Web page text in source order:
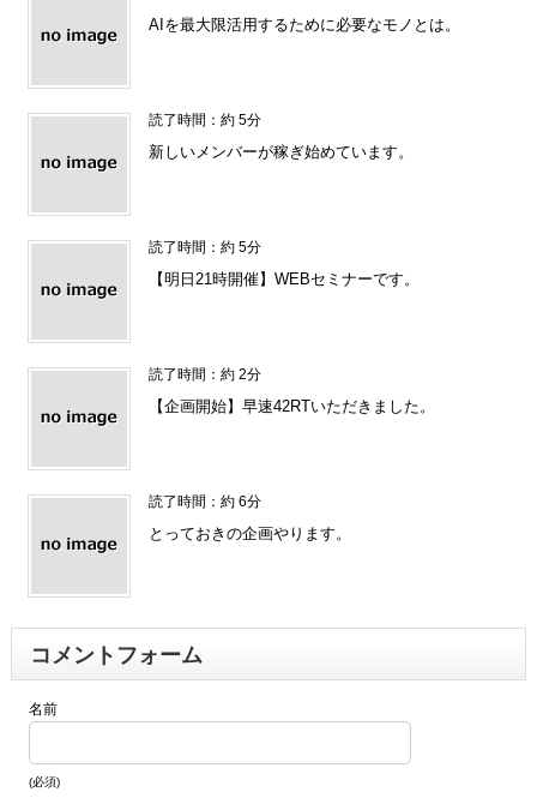
AIを最大限活用するために必要なモノとは。
読了時間：約 5分
新しいメンバーが稼ぎ始めています。
読了時間：約 5分
【明日21時開催】WEBセミナーです。
読了時間：約 2分
【企画開始】早速42RTいただきました。
読了時間：約 6分
とっておきの企画やります。
コメントフォーム
名前
(必須)